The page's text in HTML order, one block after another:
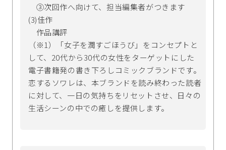
③次回作へ向けて、担当編集者がつきます
(3)佳作
作品講評
（※1）「女子を潤すごほうび」をコンセプトと
して、20代から30代の女性をターゲットにした
電子書籍発の書き下ろしコミックブランドです。
恋するソワレは、本ブランドを読み終わった読者
に対して、一日の気持ちをリセットさせ、日々の
生活シーンの中での癒しを提供します。